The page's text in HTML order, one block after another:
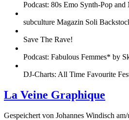
Podcast: 80s Emo Synth-Pop
subculture Magazin Soli
Save The Rave!
Podcast: Fabulous Femmes* by
DJ-Charts: All Time Favourite
La Veine Graphique
Gespeichert von Johannes Windisch